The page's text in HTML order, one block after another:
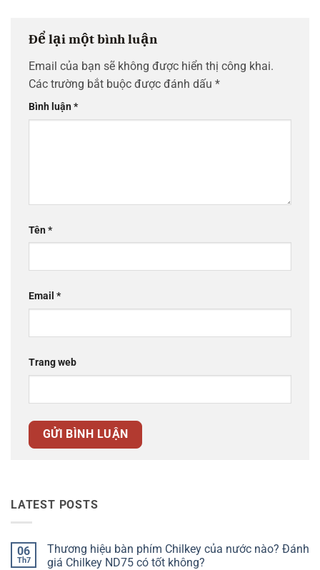
Để lại một bình luận
Email của bạn sẽ không được hiển thị công khai.
Các trường bắt buộc được đánh dấu *
Bình luận*
Tên*
Email *
Trang web
LATEST POSTS
06
Th7
Thương hiệu bàn phím Chilkey của nước nào? Đánh
giá Chilkey ND75 có tốt không?